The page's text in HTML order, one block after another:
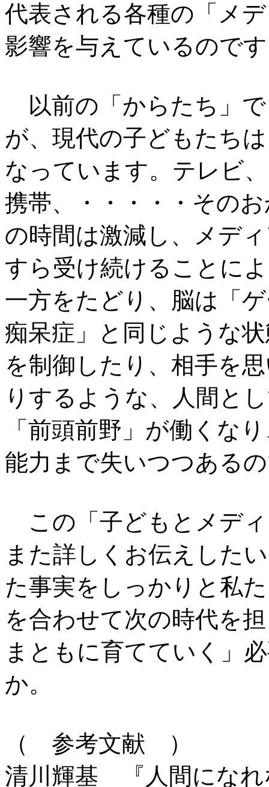
代表される各種の「メ
影響を与えているので
以前の「からたち」
が、現代の子どもたち
なっています。テレビ
携帯、・・・・・その
の時間は激減し、メデ
すら受け続けることに
一方をたどり、脳は「
痴呆症」と同じような
を制御したり、相手を
りするような、人間と
「前頭前野」が働くな
能力まで失いつつある
この「子どもとメデ
また詳しくお伝えした
た事実をしっかりと私
を合わせて次の時代を
まともに育てていく」
か。
（ 参考文献 ）
清川輝基 『人間にな